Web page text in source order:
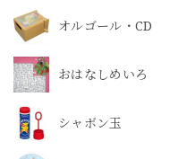
オルゴール・CD
おはなしめいろ
シャボン玉